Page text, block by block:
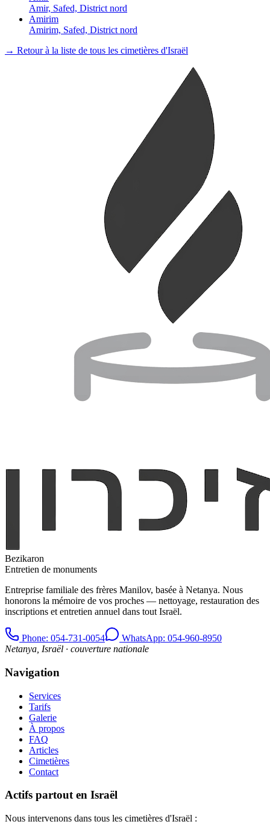
Amir, Safed, District nord
Amirim
Amirim, Safed, District nord
→ Retour à la liste de tous les cimetières d'Israël
Bezikaron
Entretien de monuments
Entreprise familiale des frères Manilov, basée à Netanya. Nous
honorons la mémoire de vos proches — nettoyage, restauration des
inscriptions et entretien annuel dans tout Israël.
Phone: 054-731-0054
WhatsApp: 054-960-8950
Netanya, Israël · couverture nationale
Navigation
Services
Tarifs
Galerie
À propos
FAQ
Articles
Cimetières
Contact
Actifs partout en Israël
Nous intervenons dans tous les cimetières d'Israël :